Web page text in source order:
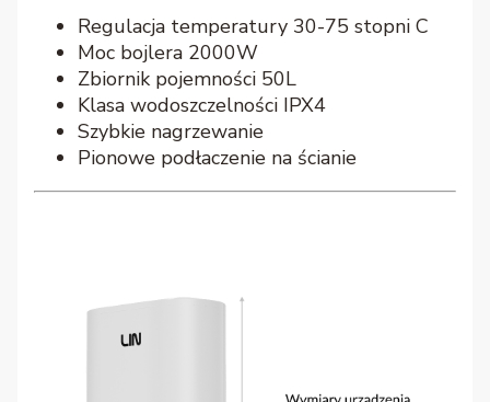
Regulacja temperatury 30-75 stopni C
Moc bojlera 2000W
Zbiornik pojemności 50L
Klasa wodoszczelności IPX4
Szybkie nagrzewanie
Pionowe podłaczenie na ścianie